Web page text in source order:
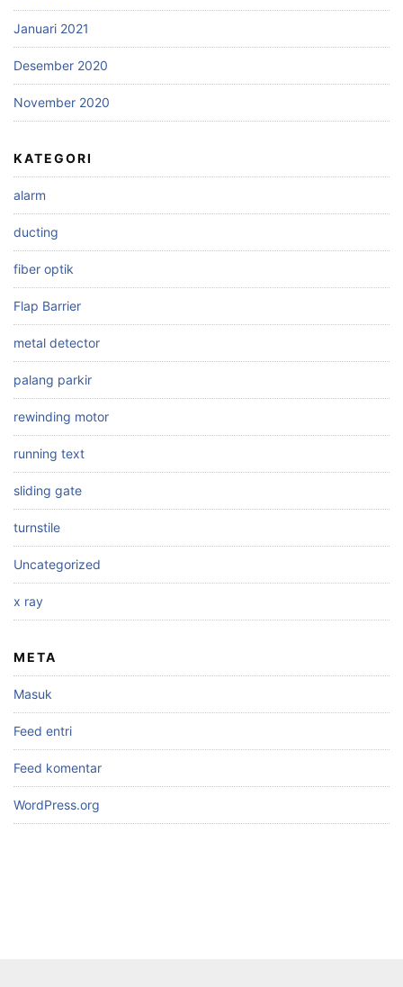
Januari 2021
Desember 2020
November 2020
KATEGORI
alarm
ducting
fiber optik
Flap Barrier
metal detector
palang parkir
rewinding motor
running text
sliding gate
turnstile
Uncategorized
x ray
META
Masuk
Feed entri
Feed komentar
WordPress.org